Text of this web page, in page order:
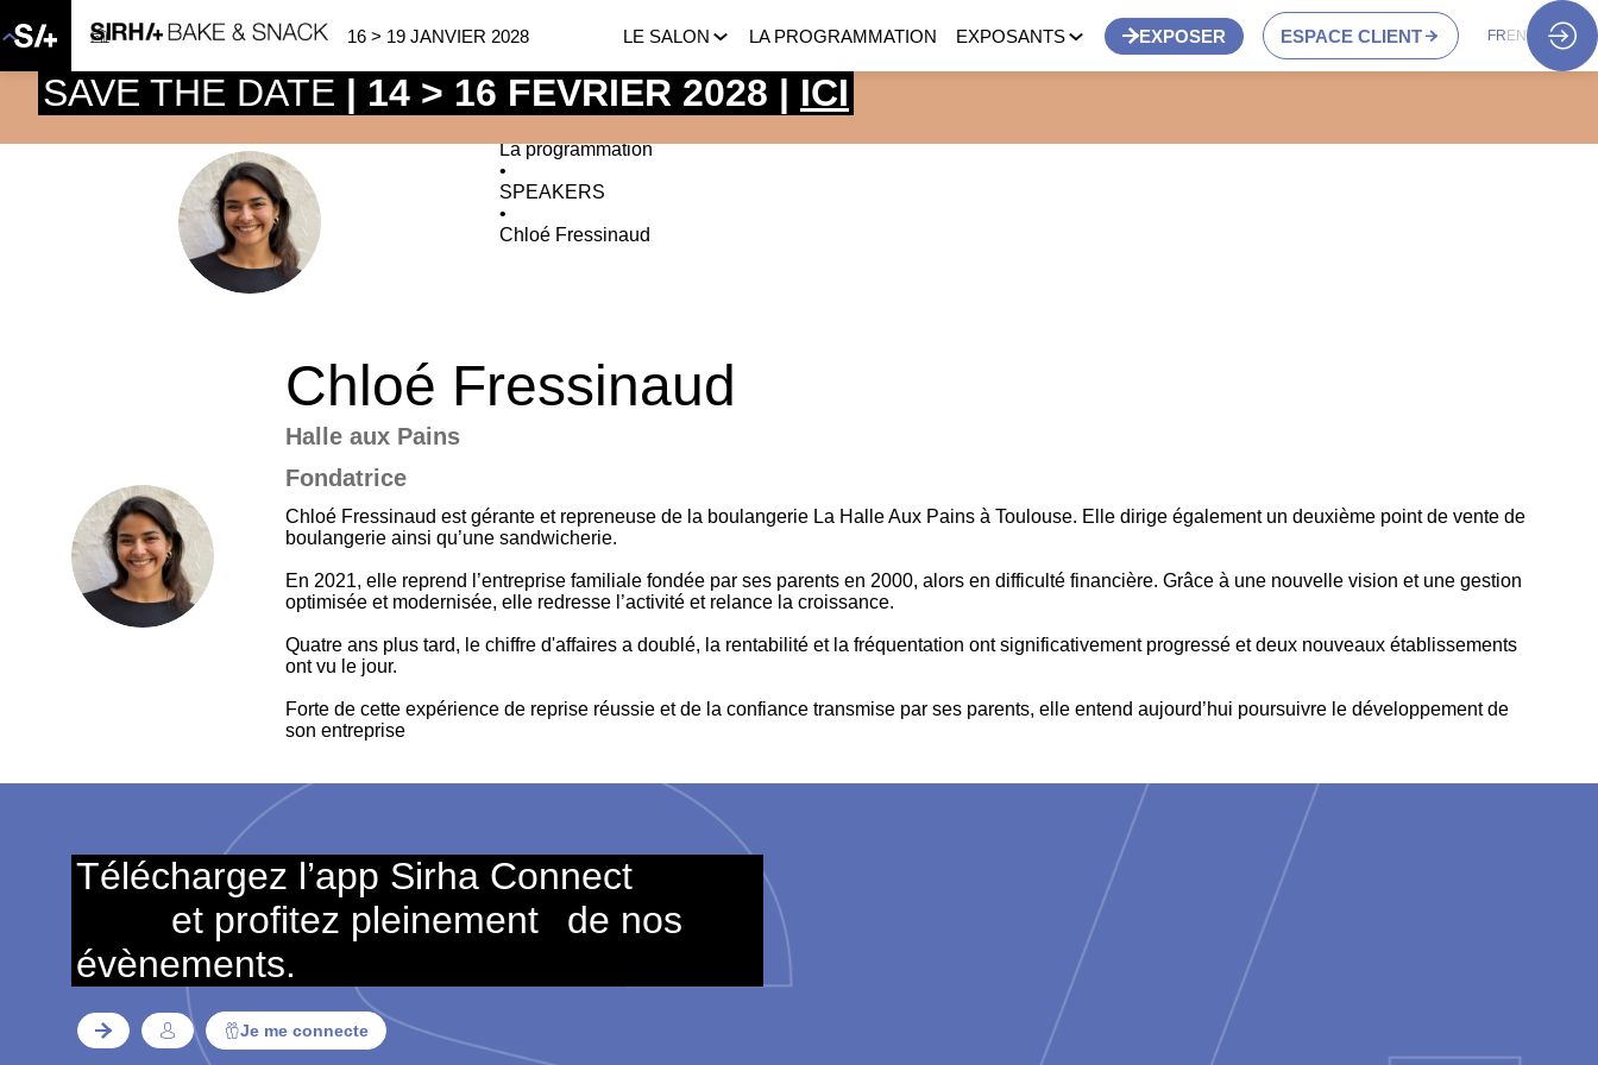
16 > 19 JANVIER 2028 LE SALON LA PROGRAMMATION EXPOSANTS EXPOSER ESPACE CLIENT FR EN
CF
La programmation
•
SPEAKERS
•
Chloé Fressinaud
CF
Chloé Fressinaud
Halle aux Pains
Fondatrice
Chloé Fressinaud est gérante et repreneuse de la boulangerie La Halle Aux Pains à Toulouse. Elle dirige également un deuxième point de vente de
boulangerie ainsi qu’une sandwicherie.
En 2021, elle reprend l’entreprise familiale fondée par ses parents en 2000, alors en difficulté financière. Grâce à une nouvelle vision et une gestion
optimisée et modernisée, elle redresse l’activité et relance la croissance.
Quatre ans plus tard, le chiffre d'affaires a doublé, la rentabilité et la fréquentation ont significativement progressé et deux nouveaux établissements
ont vu le jour.
Forte de cette expérience de reprise réussie et de la confiance transmise par ses parents, elle entend aujourd’hui poursuivre le développement de
son entreprise
Téléchargez l’app Sirha Connect
et profitez pleinement
de nos
évènements.
Je me connecte
SAVE THE DATE | 14 > 16 FEVRIER 2028 | ICI